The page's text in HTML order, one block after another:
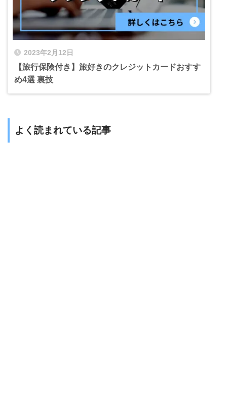
2023年2月12日
【旅行保険付き】旅好きのクレジットカードおすす
め4選 裏技
よく読まれている記事